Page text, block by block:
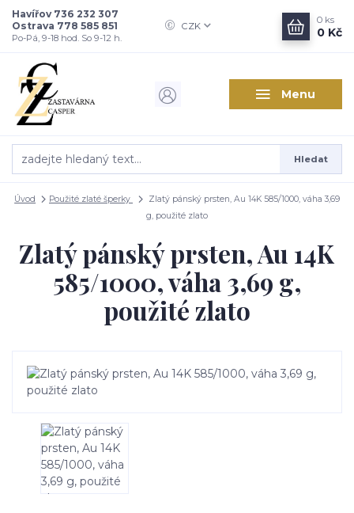
Menu
CZK
Hledat
Havířov 736 232 307
Ostrava 778 585 851
Po-Pá, 9-18 hod. So 9-12 h.
0 ks
0 Kč
Úvod Použité zlaté šperky
Zlatý pánský prsten, Au 14K 585/1000, váha 3,69
g, použité zlato
Zlatý pánský prsten, Au 14K
585/1000, váha 3,69 g,
použité zlato